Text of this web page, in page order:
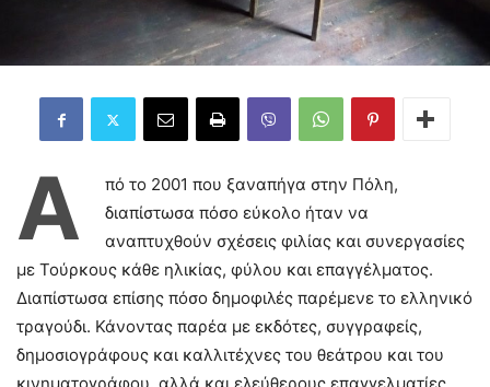
Α
πό το 2001 που ξαναπήγα στην Πόλη,
διαπίστωσα πόσο εύκολο ήταν να
αναπτυχθούν σχέσεις φιλίας και συνεργασίες
με Τούρκους κάθε ηλικίας, φύλου και επαγγέλματος.
Διαπίστωσα επίσης πόσο δημοφιλές παρέμενε το ελληνικό
τραγούδι. Κάνοντας παρέα με εκδότες, συγγραφείς,
δημοσιογράφους και καλλιτέχνες του θεάτρου και του